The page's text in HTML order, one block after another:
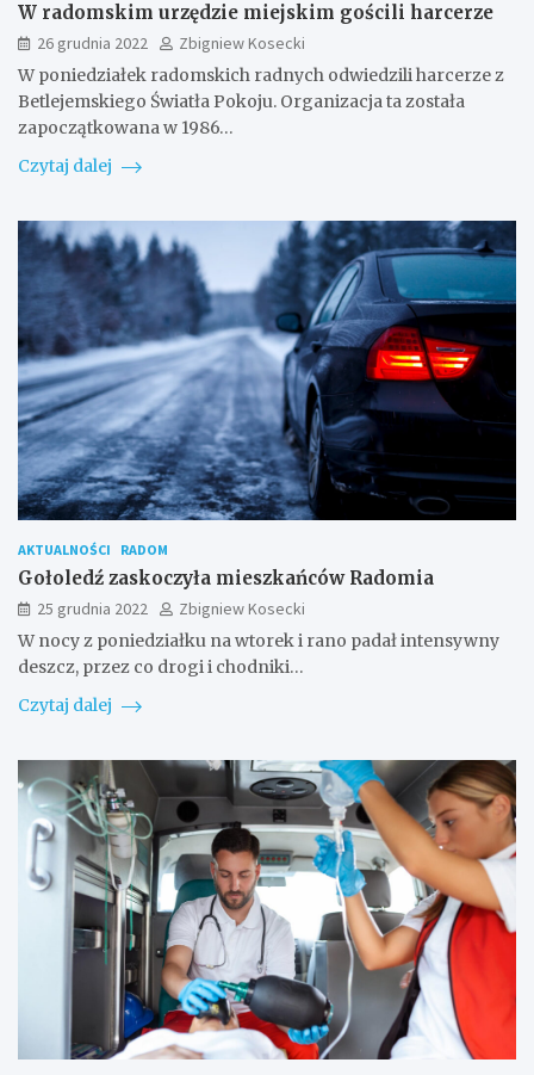
W radomskim urzędzie miejskim gościli harcerze
26 grudnia 2022
Zbigniew Kosecki
W poniedziałek radomskich radnych odwiedzili harcerze z
Betlejemskiego Światła Pokoju. Organizacja ta została
zapoczątkowana w 1986…
Czytaj dalej
AKTUALNOŚCI RADOM
Gołoledź zaskoczyła mieszkańców Radomia
25 grudnia 2022
Zbigniew Kosecki
W nocy z poniedziałku na wtorek i rano padał intensywny
deszcz, przez co drogi i chodniki…
Czytaj dalej